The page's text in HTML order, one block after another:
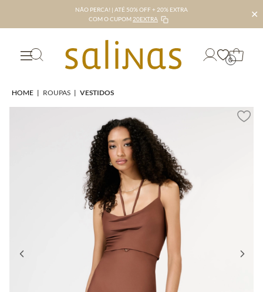
NÃO PERCA! | ATÉ 50% OFF + 20% EXTRA
COM O CUPOM 20EXTRA ✕
0
HOME | ROUPAS | VESTIDOS